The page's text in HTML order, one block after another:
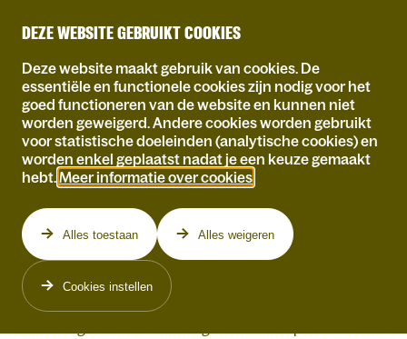
DEZE WEBSITE GEBRUIKT COOKIES
Deze website maakt gebruik van cookies. De
essentiële en functionele cookies zijn nodig voor het
goed functioneren van de website en kunnen niet
worden geweigerd. Andere cookies worden gebruikt
voor statistische doeleinden (analytische cookies) en
worden enkel geplaatst nadat je een keuze gemaakt
hebt. Meer informatie over cookies
Alles toestaan Alles weigeren
Cookies instellen
Homepagina
COMMUNITY
Arenberg is meer dan een huis van verschillende podia, we zijn
een netwerk in beweging.
Makers, partners, buren en vrijwilligers geven samen mee vorm
aan wat er speelt in de stad. We delen ruimte, kennis en
verantwoordelijkheid. Soms leiden we, soms luisteren we, vaak